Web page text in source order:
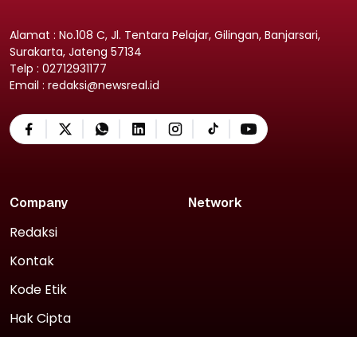
Alamat : No.108 C, Jl. Tentara Pelajar, Gilingan, Banjarsari,
Surakarta, Jateng 57134
Telp : 02712931177
Email : redaksi@newsreal.id
Company
Redaksi
Kontak
Kode Etik
Hak Cipta
Network